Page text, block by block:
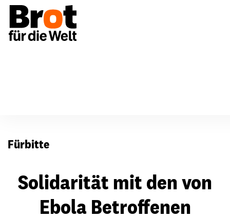
Fürbitte
Solidarität mit den von
Ebola Betroffenen